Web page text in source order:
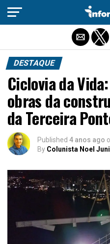
DESTAQUE
Ciclovia da
obras da
da Terceira
Published 4 anos ago
By Colunista Noel
Sair da